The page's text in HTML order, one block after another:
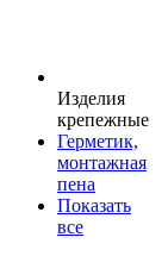
Изделия
крепежные
Герметик,
монтажная
пена
Показать
все